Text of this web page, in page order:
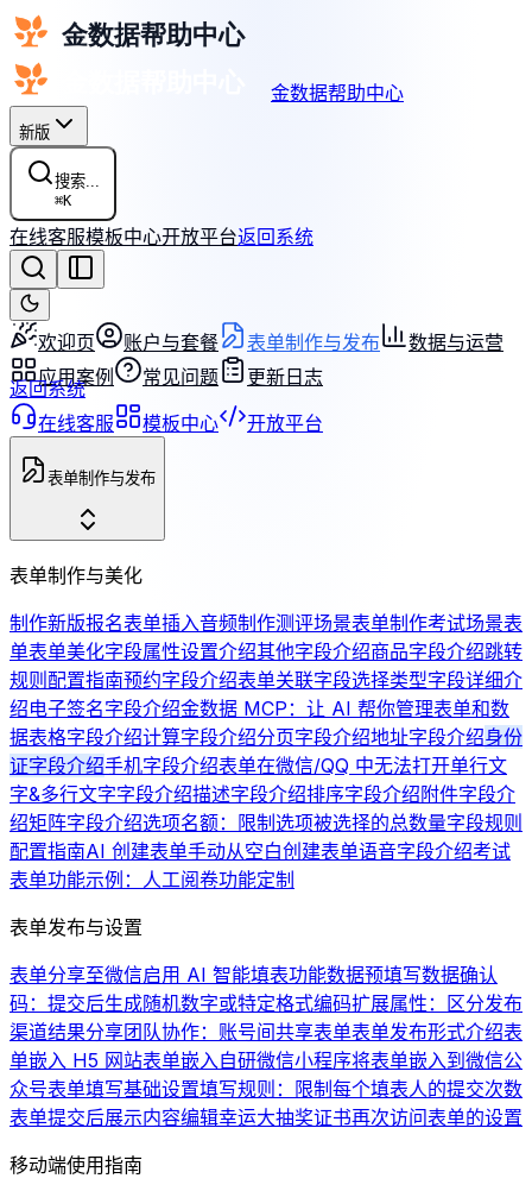
金数据帮助中心
新版
搜索...
⌘K
在线客服模板中心开放平台返回系统
欢迎页 账户与套餐 表单制作与发布
数据与运营
应用案例
常见问题 更新日志
返回系统
在线客服
模板中心 开放平台
表单制作与发布
表单制作与美化
制作新版报名表单插入音频制作测评场景表单制作考试场景表
单表单美化字段属性设置介绍其他字段介绍商品字段介绍跳转
规则配置指南预约字段介绍表单关联字段选择类型字段详细介
绍电子签名字段介绍金数据 MCP：让 AI 帮你管理表单和数
据表格字段介绍计算字段介绍分页字段介绍地址字段介绍身份
证字段介绍手机字段介绍表单在微信/QQ 中无法打开单行文
字&多行文字字段介绍描述字段介绍排序字段介绍附件字段介
绍矩阵字段介绍选项名额：限制选项被选择的总数量字段规则
配置指南AI 创建表单手动从空白创建表单语音字段介绍考试
表单功能示例：人工阅卷功能定制
表单发布与设置
表单分享至微信启用 AI 智能填表功能数据预填写数据确认
码：提交后生成随机数字或特定格式编码扩展属性：区分发布
渠道结果分享团队协作：账号间共享表单表单发布形式介绍表
单嵌入 H5 网站表单嵌入自研微信小程序将表单嵌入到微信公
众号表单填写基础设置填写规则：限制每个填表人的提交次数
表单提交后展示内容编辑幸运大抽奖证书再次访问表单的设置
移动端使用指南